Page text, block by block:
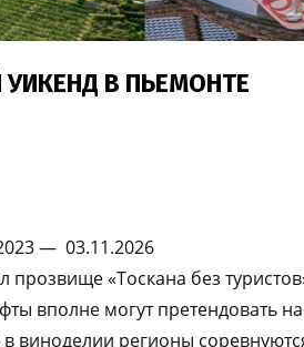
УИКЕНД В ПЬЕМОНТЕ
— 03.11.2026
«Тоскана без
вполне могут претендовать
виноделии регионы